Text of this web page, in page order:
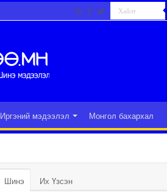
Иргэний мэдээлэл Монгол бахархал
Шинэ Их Үзсэн